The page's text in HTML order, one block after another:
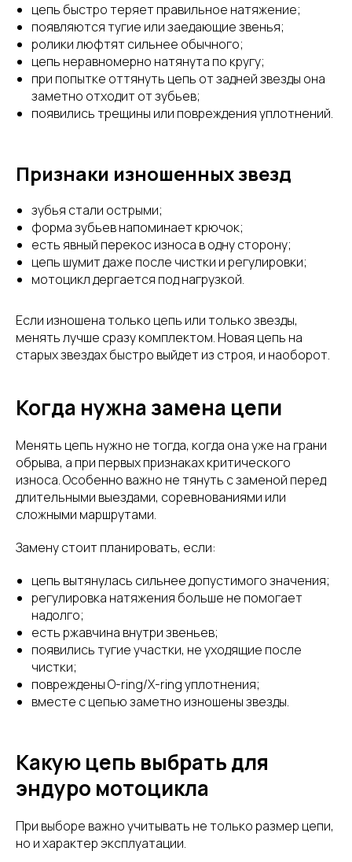
цепь быстро теряет правильное натяжение;
появляются тугие или заедающие звенья;
ролики люфтят сильнее обычного;
цепь неравномерно натянута по кругу;
при попытке оттянуть цепь от задней звезды она
заметно отходит от зубьев;
появились трещины или повреждения уплотнений.
Признаки изношенных звезд
зубья стали острыми;
форма зубьев напоминает крючок;
есть явный перекос износа в одну сторону;
цепь шумит даже после чистки и регулировки;
мотоцикл дергается под нагрузкой.
Если изношена только цепь или только звезды,
менять лучше сразу комплектом. Новая цепь на
старых звездах быстро выйдет из строя, и наоборот.
Когда нужна замена цепи
Менять цепь нужно не тогда, когда она уже на грани
обрыва, а при первых признаках критического
износа. Особенно важно не тянуть с заменой перед
длительными выездами, соревнованиями или
сложными маршрутами.
Замену стоит планировать, если:
цепь вытянулась сильнее допустимого значения;
регулировка натяжения больше не помогает
надолго;
есть ржавчина внутри звеньев;
появились тугие участки, не уходящие после
чистки;
повреждены O-ring/X-ring уплотнения;
вместе с цепью заметно изношены звезды.
Какую цепь выбрать для
эндуро мотоцикла
При выборе важно учитывать не только размер цепи,
но и характер эксплуатации.